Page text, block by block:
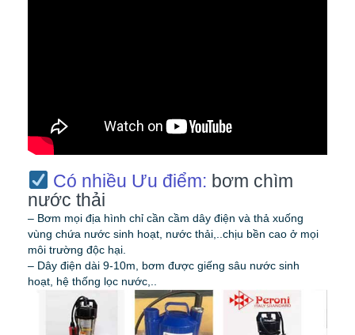
Có nhiều Ưu điểm: bơm chìm
nước thải
– Bơm mọi địa hình chỉ cần cầm dây điện và thả xuống
vùng chứa nước sinh hoạt, nước thải,..chịu bền cao ở mọi
môi trường độc hại.
– Dây điện dài 9-10m, bơm được giếng sâu nước sinh
hoạt, hệ thống lọc nước,..